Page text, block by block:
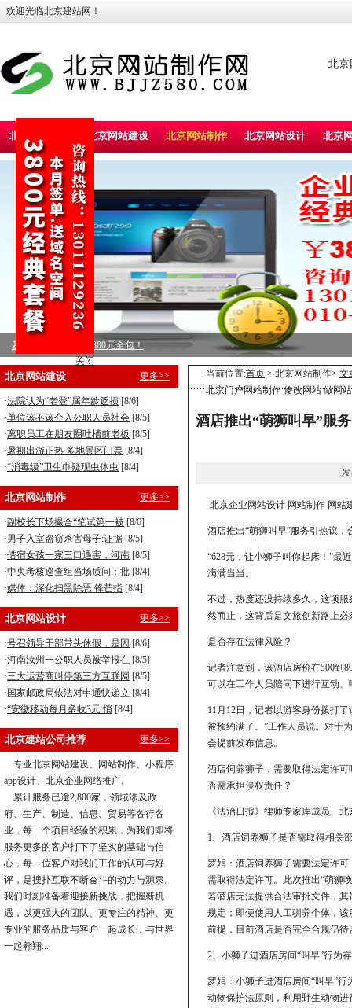
欢迎光临北京建站网！
北京
北京建站首页 北京网站建设 北京网站制作 北京网站设计 北京
标准型企业建站，5800元全包！
营销型企业建站，8800元全包！
北京网站建设 更多>>
·法院认为“老登”属年龄贬损 [8/6]
·单位该不该介入公职人员社会 [8/5]
·离职员工在朋友圈吐槽前老板 [8/5]
·暑期出游正热 多地景区门票 [8/4]
·“消毒级”卫生巾疑现虫体虫 [8/4]
北京网站制作 更多>>
·副校长下场撮合“笔试第一被 [8/6]
·男子入室盗窃杀害母子:证据 [8/5]
·借宿女孩一家三口遇害，河南 [8/5]
·中央考核巡查组当场质问：批 [8/4]
·媒体：深化扫黑除恶 锋芒指 [8/4]
北京网站设计 更多>>
·号召领导干部带头休假，是因 [8/6]
·河南汝州一公职人员被举报在 [8/5]
·三大运营商叫停第三方互联网 [8/5]
· 国家邮政局依法对申通快递立 [8/4]
·“安徽移动每月多收3元 悄 [8/4]
北京建站公司推荐 更多>>
专业北京网站建设、网站制作、小程序
app设计、北京企业网络推广.
累计服务已逾2,800家，领域涉及政
府、生产、制造、信息、贸易等各行各
业，每一个项目经验的积累，为我们即将
服务更多的客户打下了坚实的基础与信
心，每一位客户对我们工作的认可与好
评，是搜扑互联不断奋斗的动力与源泉。
我们时刻准备着迎接新挑战，把握新机
遇，以更强大的团队、更专注的精神、更
专业的服务品质与客户一起成长，与世界
一起翱翔...
当前位置:首页 > 北京网站制作> 文
北京门户网站制作 修改网站 做网
酒店推出“萌狮叫早”服
北京企业网站设计 网站制作 网站
酒店推出“萌狮叫早”服务引热议，
“628元，让小狮子叫你起床！”最
满满当当。
不过，热度还没持续多久，这项服
然而止，这背后是文旅创新路上
是否存在法律风险？
记者注意到，该酒店房价在500到
可以在工作人员陪同下进行互动、
11月12日，记者以游客身份拨打
被预约满了。”工作人员说。对于
会提前发布信息。
酒店饲养狮子，需要取得法定许
否需承担侵权责任？
《法治日报》律师专家库成员、
1、酒店饲养狮子是否需取得相关
罗娟：酒店饲养狮子需要法定许
需取得法定许可。此次推出“萌狮
若酒店无法提供合法审批文件，
规定；即便使用人工驯养个体，该
前提，目前酒店是否完全合规仍待
2、小狮子进酒店房间“叫早”行为
罗娟：小狮子进酒店房间“叫早”
动物保护法原则，利用野生动物
关闭